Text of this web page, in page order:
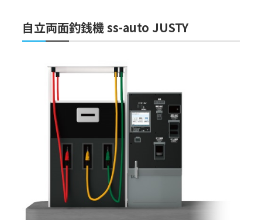
SS（サービスステーション）ソリューションのコラム一覧
⾃⽴両⾯釣銭機 ss-auto JUSTY